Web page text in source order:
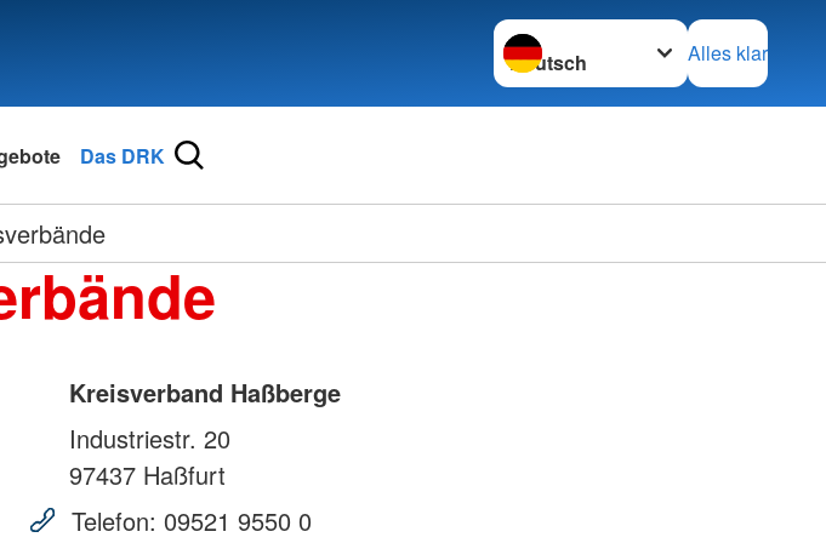
Sprache wechseln zu
Alles klar
Das DRK
Kreisverband Haßberge
Industriestr. 20
97437 Haßfurt
Telefon: 09521 9550 0